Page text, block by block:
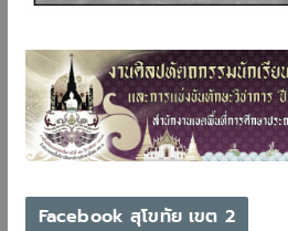
Facebook สุโขทัย เขต 2